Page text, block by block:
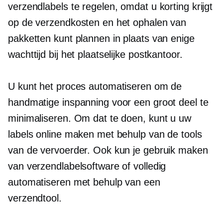
verzendlabels te regelen, omdat u korting krijgt
op de verzendkosten en het ophalen van
pakketten kunt plannen in plaats van enige
wachttijd bij het plaatselijke postkantoor.
U kunt het proces automatiseren om de
handmatige inspanning voor een groot deel te
minimaliseren. Om dat te doen, kunt u uw
labels online maken met behulp van de tools
van de vervoerder. Ook kun je gebruik maken
van verzendlabelsoftware of volledig
automatiseren met behulp van een
verzendtool.